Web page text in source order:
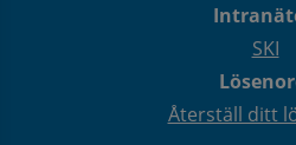
SKI
Återställ ditt